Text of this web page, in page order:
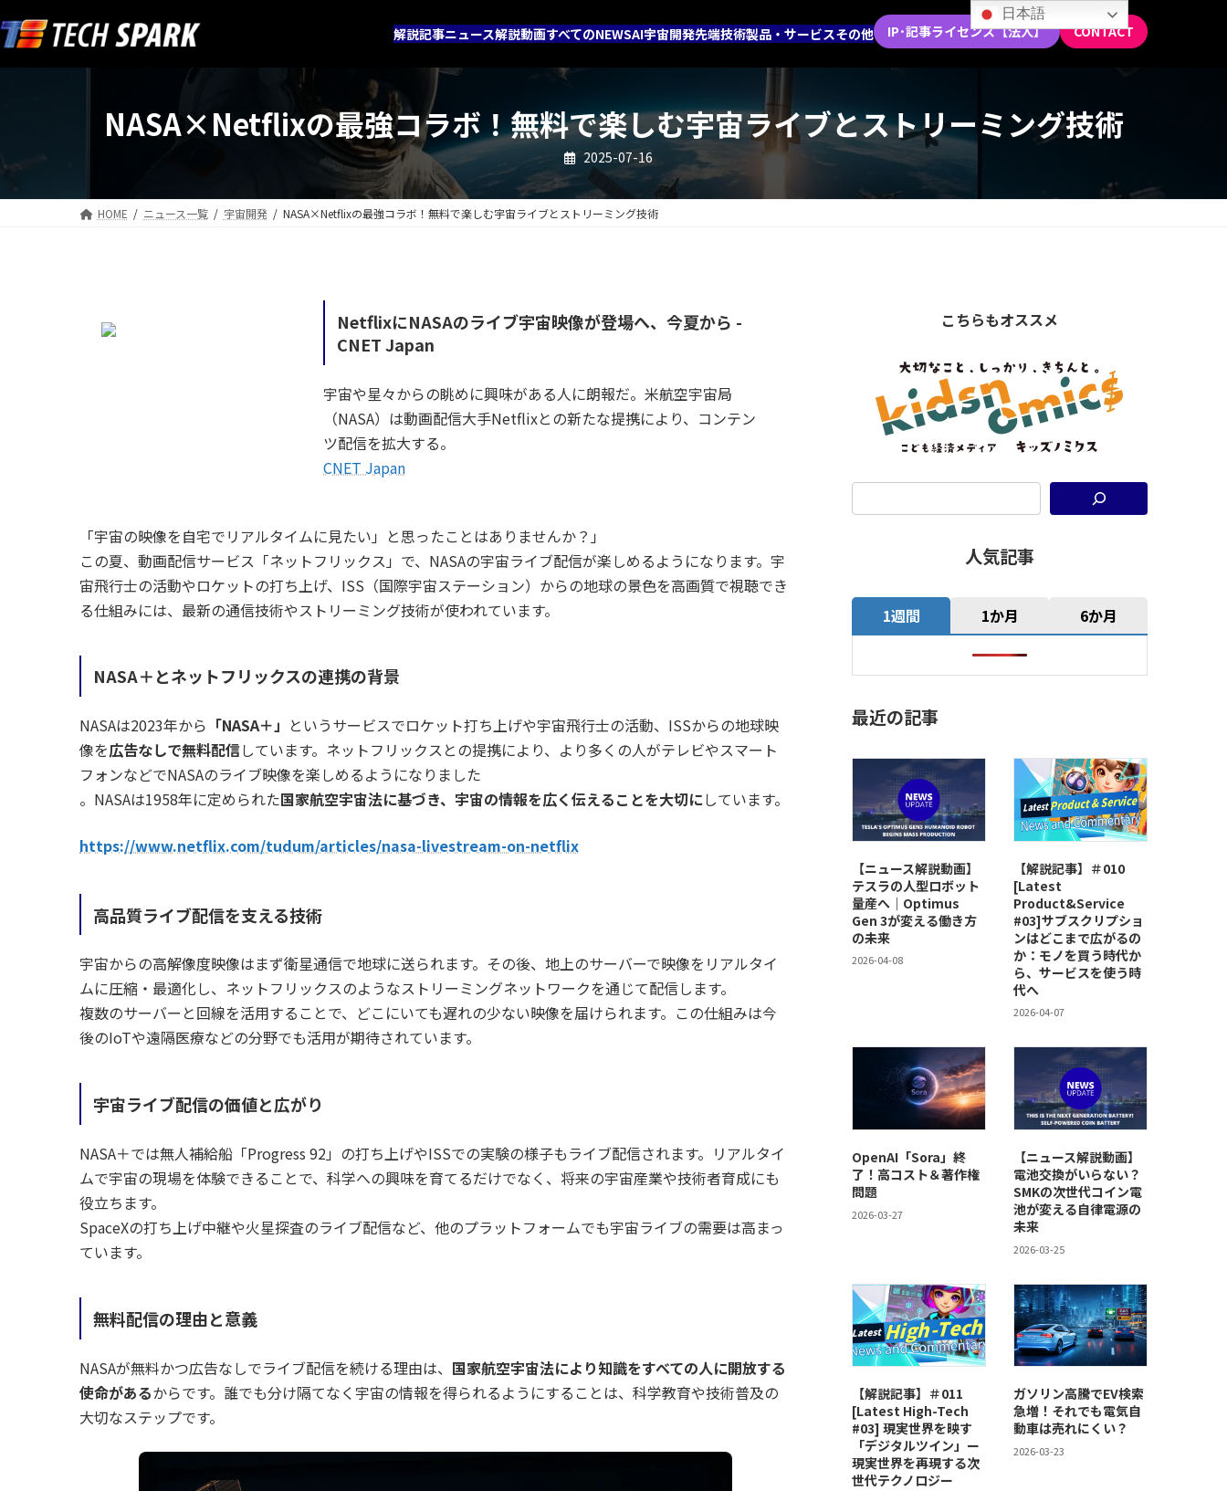
ン
テ
キ
ビ
ゲ
に
解説記事ニュース解説動画すべてのNEWSAI宇宙開発先端技術製品・サービスその他 IP･記事ライセンス【法人】 CONTACT
NASA×Netflixの最強コラボ！無料で楽しむ宇宙ライブとストリーミング技術
2025-07-16
HOME ニュース一覧 宇宙開発 NASA×Netflixの最強コラボ！無料で楽しむ宇宙ライブとストリーミング技術
NetflixにNASAのライブ宇宙映像が登場へ、今夏から -
CNET Japan
宇宙や星々からの眺めに興味がある人に朗報だ。米航空宇宙局
（NASA）は動画配信大手Netflixとの新たな提携により、コンテン
ツ配信を拡大する。
CNET Japan
「宇宙の映像を自宅でリアルタイムに見たい」と思ったことはありませんか？」
この夏、動画配信サービス「ネットフリックス」で、NASAの宇宙ライブ配信が楽しめるようになります。宇
宙飛行士の活動やロケットの打ち上げ、ISS（国際宇宙ステーション）からの地球の景色を高画質で視聴でき
る仕組みには、最新の通信技術やストリーミング技術が使われています。
NASA＋とネットフリックスの連携の背景
NASAは2023年から 「NASA＋」 というサービスでロケット打ち上げや宇宙飛行士の活動、ISSからの地球映
像を広告なしで無料配信しています。ネットフリックスとの提携により、より多くの人がテレビやスマート
フォンなどでNASAのライブ映像を楽しめるようになりました
。NASAは1958年に定められた国家航空宇宙法に基づき、宇宙の情報を広く伝えることを大切にしています。
https://www.netflix.com/tudum/articles/nasa-livestream-on-netflix
高品質ライブ配信を支える技術
宇宙からの高解像度映像はまず衛星通信で地球に送られます。その後、地上のサーバーで映像をリアルタイ
ムに圧縮・最適化し、ネットフリックスのようなストリーミングネットワークを通じて配信します。
複数のサーバーと回線を活用することで、どこにいても遅れの少ない映像を届けられます。この仕組みは今
後のIoTや遠隔医療などの分野でも活用が期待されています。
宇宙ライブ配信の価値と広がり
NASA＋では無人補給船「Progress 92」の打ち上げやISSでの実験の様子もライブ配信されます。リアルタイ
ムで宇宙の現場を体験できることで、科学への興味を育てるだけでなく、将来の宇宙産業や技術者育成にも
役立ちます。
SpaceXの打ち上げ中継や火星探査のライブ配信など、他のプラットフォームでも宇宙ライブの需要は高まっ
ています。
無料配信の理由と意義
NASAが無料かつ広告なしでライブ配信を続ける理由は、 国家航空宇宙法により知識をすべての人に開放する
使命があるからです。誰でも分け隔てなく宇宙の情報を得られるようにすることは、科学教育や技術普及の
大切なステップです。
こちらもオススメ
人気記事
1週間 1か月 6か月
最近の記事
【ニュース解説動画】
テスラの人型ロボット
量産へ｜Optimus
Gen 3が変える働き方
の未来
2026-04-08
【解説記事】＃010
[Latest
Product&Service
#03]サブスクリプショ
ンはどこまで広がるの
か：モノを買う時代か
ら、サービスを使う時
代へ
2026-04-07
OpenAI「Sora」終
了！高コスト＆著作権
問題
2026-03-27
【ニュース解説動画】
電池交換がいらない？
SMKの次世代コイン電
池が変える自律電源の
未来
2026-03-25
【解説記事】＃011
[Latest High-Tech
#03] 現実世界を映す
「デジタルツイン」ー
現実世界を再現する次
世代テクノロジー
ガソリン高騰でEV検索
急増！それでも電気自
動車は売れにくい？
2026-03-23
日本語